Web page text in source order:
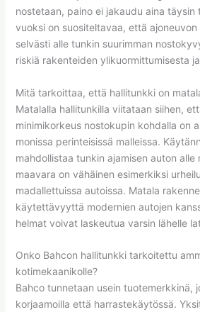
nostetaan, paino ei jakaudu aina täysin
vuoksi on suositeltavaa, että
selvästi alle tunkin suurimman
riskiä rakenteiden ylikuormittumisesta
Mitä tarkoittaa, että hallitunkki on
Matalalla hallitunkilla viitataan siihen,
minimikorkeus nostokupin kohdalla on
monissa perinteisissä malleissa.
mahdollistaa tunkin ajamisen auton alle
maavara on vähäinen esimerkiksi
madallettuissa autoissa. Matala
käytettävyyttä modernien autojen
helmat voivat laskeutua varsin lähelle
Onko Bahcon hallitunkki tarkoitettu
kotimekaanikolle?
Bahco tunnetaan usein tuotemerkkinä,
korjaamoilla että harrastekäytössä.